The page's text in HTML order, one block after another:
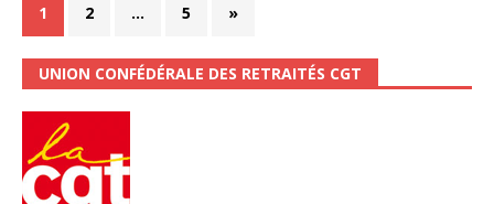
1 2 … 5 »
UNION CONFÉDÉRALE DES RETRAITÉS CGT